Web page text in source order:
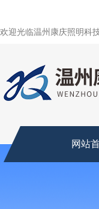
欢迎光临温州康庆照明科
网站